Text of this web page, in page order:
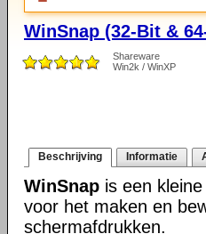
WinSnap (32-Bit &
Shareware
Win2k / WinXP
Beschrijving Informatie
WinSnap is een
voor het maken en
schermafdrukken.